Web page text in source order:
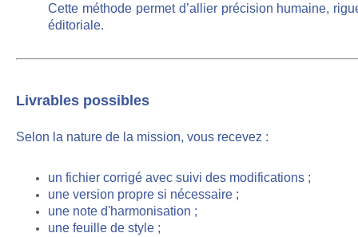
Cette méthode permet d’allier précision humaine,
éditoriale.
Livrables possibles
Selon la nature de la mission, vous recevez :
un fichier corrigé avec suivi des modifications ;
une version propre si nécessaire ;
une note d'harmonisation ;
une feuille de style ;